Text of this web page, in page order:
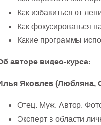
Как избавиться от
Как фокусироваться
Какие программы
авторе видео-курса:
Яковлев (Любляна,
Отец. Муж. Автор.
Эксперт в области